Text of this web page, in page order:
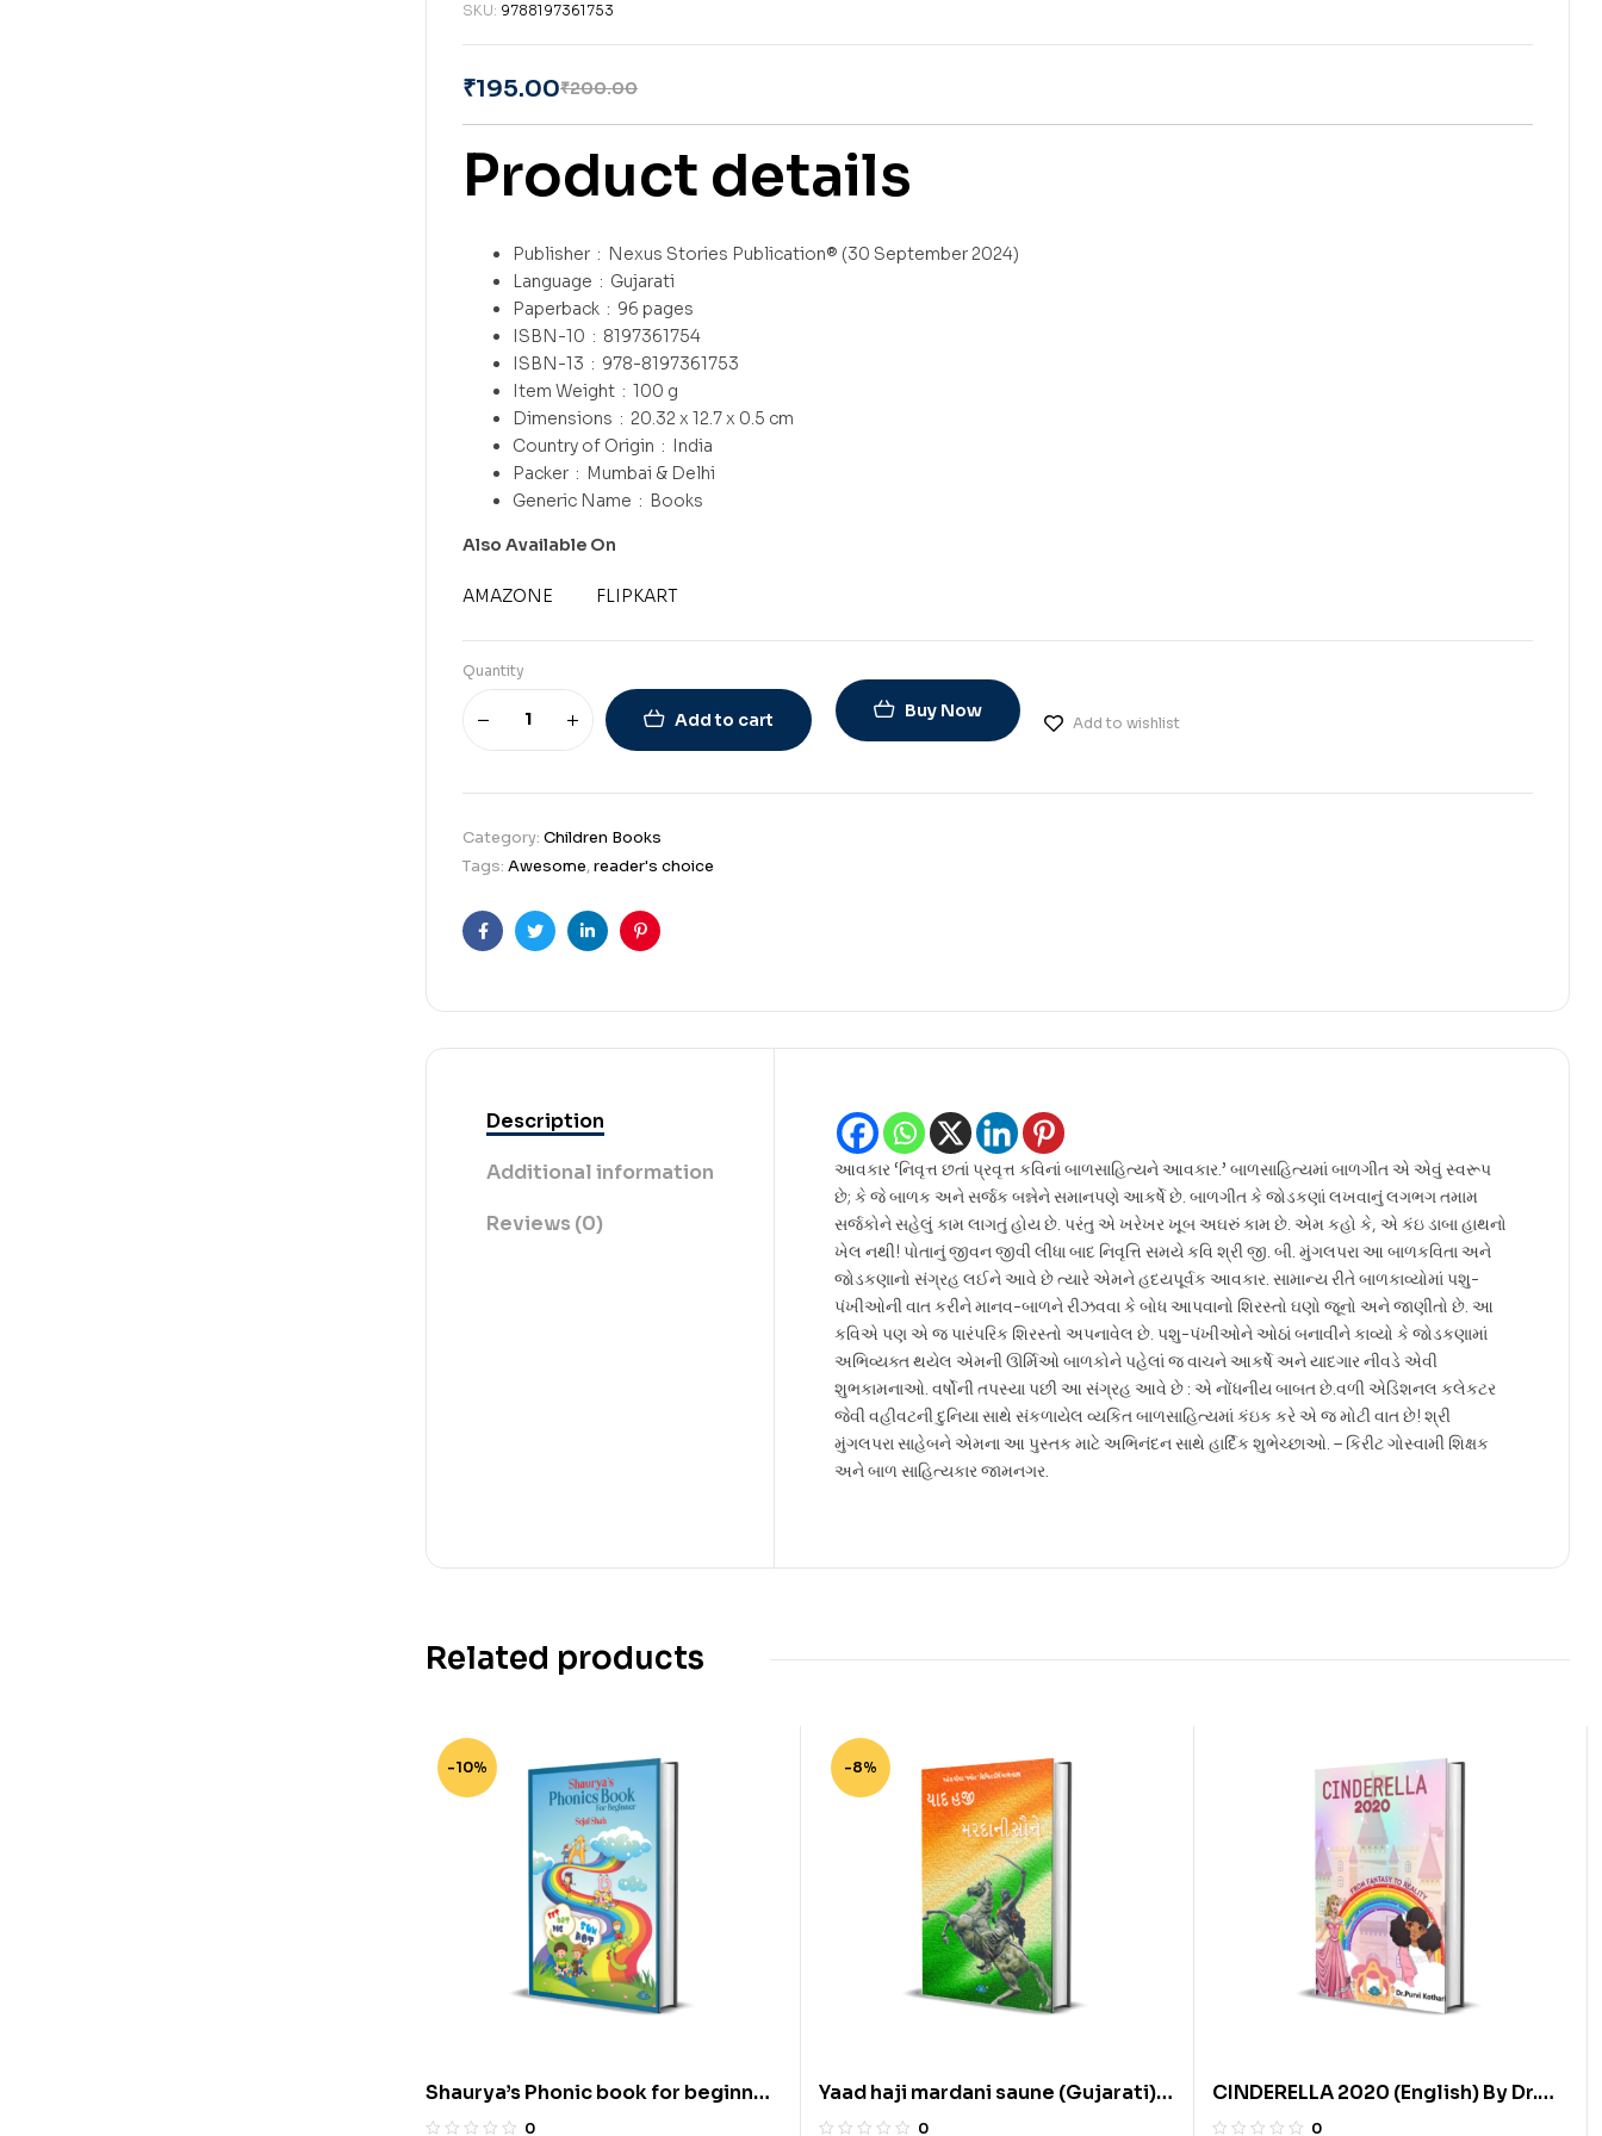
SKU: 9788197361753
₹200.00
₹195.00
Product details
Publisher ‏ : ‎ Nexus Stories Publication® (30 September 2024)
Language ‏ : ‎ Gujarati
Paperback ‏ : ‎ 96 pages
ISBN-10 ‏ : ‎ 8197361754
ISBN-13 ‏ : ‎ 978-8197361753
Item Weight ‏ : ‎ 100 g
Dimensions ‏ : ‎ 20.32 x 12.7 x 0.5 cm
Country of Origin ‏ : ‎ India
Packer ‏ : ‎ Mumbai & Delhi
Generic Name ‏ : ‎ Books
Also Available On
AMAZONE FLIPKART
Quantity
Add to cart Buy Now
Add to wishlist
Category: Children Books
Tags: Awesome,reader's choice
FacebookTwitterLinkedinPinterest
Description
Additional information
Reviews (0)
આવકાર ‘નિવૃત્ત છતાં પ્રવૃત્ત કવિનાં બાળસાહિત્યને આવકાર.’ બાળસાહિત્યમાં બાળગીત એ એવું સ્વરૂપ
છે; કે જે બાળક અને સર્જક બન્નેને સમાનપણે આકર્ષે છે. બાળગીત કે જોડકણાં લખવાનું લગભગ તમામ
સર્જકોને સહેલું કામ લાગતું હોય છે. પરંતુ એ ખરેખર ખૂબ અઘરું કામ છે. એમ કહો કે, એ કંઇ ડાબા હાથનો
ખેલ નથી! પોતાનું જીવન જીવી લીધા બાદ નિવૃત્તિ સમયે કવિ શ્રી જી. બી. મુંગલપરા આ બાળકવિતા અને
જોડકણાનો સંગ્રહ લઈને આવે છે ત્યારે એમને હદયપૂર્વક આવકાર. સામાન્ય રીતે બાળકાવ્યોમાં પશુ-
પંખીઓની વાત કરીને માનવ-બાળને રીઝવવા કે બોધ આપવાનો શિરસ્તો ઘણો જૂનો અને જાણીતો છે. આ
કવિએ પણ એ જ પારંપરિક શિરસ્તો અપનાવેલ છે. પશુ-પંખીઓને ઓઠાં બનાવીને કાવ્યો કે જોડકણામાં
અભિવ્યક્ત થયેલ એમની ઊર્મિઓ બાળકોને પહેલાં જ વાચને આકર્ષે અને યાદગાર નીવડે એવી
શુભકામનાઓ. વર્ષોની તપસ્યા પછી આ સંગ્રહ આવે છે : એ નોંધનીય બાબત છે.વળી એડિશનલ કલેકટર
જેવી વહીવટની દુનિયા સાથે સંકળાયેલ વ્યકિત બાળસાહિત્યમાં કંઇક કરે એ જ મોટી વાત છે! શ્રી
મુંગલપરા સાહેબને એમના આ પુસ્તક માટે અભિનંદન સાથે હાર્દિક શુભેચ્છાઓ. – કિરીટ ગોસ્વામી શિક્ષક
અને બાળ સાહિત્યકાર જામનગર.
Related products
-10%
Shaurya’s Phonic book for beginner
(English) By Sejal Shah
0
-8%
Yaad haji mardani saune (Gujarati)
BY Mahesh Dhimar ‘Jyot’
0
CINDERELLA 2020 (English) By Dr.
Purvi Kothari
0